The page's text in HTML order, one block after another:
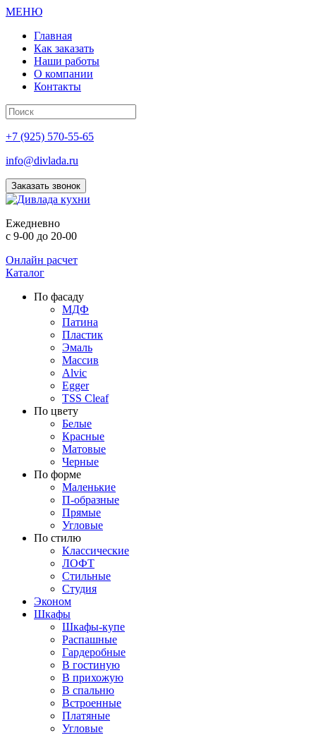
МЕНЮ
Главная
Как заказать
Наши работы
О компании
Контакты
+7 (925) 570-55-65
info@divlada.ru
Заказать звонок
Ежедневно
с 9-00 до 20-00
Онлайн расчет
Каталог
По фасаду
МДФ
Патина
Пластик
Эмаль
Массив
Alvic
Egger
TSS Cleaf
По цвету
Белые
Красные
Матовые
Черные
По форме
Маленькие
П-образные
Прямые
Угловые
По стилю
Классические
ЛОФТ
Стильные
Студия
Эконом
Шкафы
Шкафы-купе
Распашные
Гардеробные
В гостиную
В прихожую
В спальню
Встроенные
Платяные
Угловые